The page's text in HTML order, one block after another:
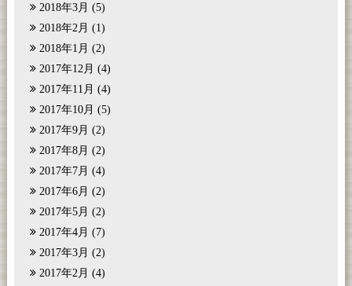
2018年3月 (5)
2018年2月 (1)
2018年1月 (2)
2017年12月 (4)
2017年11月 (4)
2017年10月 (5)
2017年9月 (2)
2017年8月 (2)
2017年7月 (4)
2017年6月 (2)
2017年5月 (2)
2017年4月 (7)
2017年3月 (2)
2017年2月 (4)